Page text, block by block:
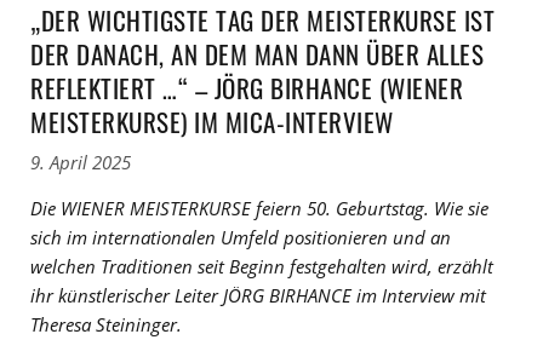
„DER WICHTIGSTE TAG DER MEISTERKURSE IST
DER DANACH, AN DEM MAN DANN ÜBER ALLES
REFLEKTIERT …“ – JÖRG BIRHANCE (WIENER
MEISTERKURSE) IM MICA-INTERVIEW
9. April 2025
Die WIENER MEISTERKURSE feiern 50. Geburtstag. Wie sie
sich im internationalen Umfeld positionieren und an
welchen Traditionen seit Beginn festgehalten wird, erzählt
ihr künstlerischer Leiter JÖRG BIRHANCE im Interview mit
Theresa Steininger.